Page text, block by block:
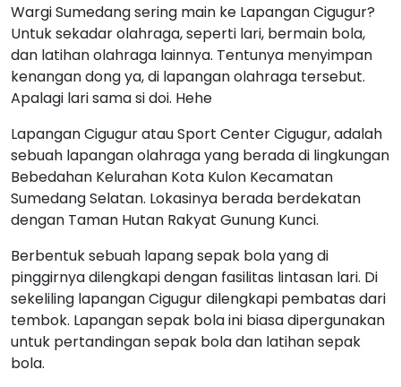
Wargi Sumedang sering main ke Lapangan Cigugur?
Untuk sekadar olahraga, seperti lari, bermain bola,
dan latihan olahraga lainnya. Tentunya menyimpan
kenangan dong ya, di lapangan olahraga tersebut.
Apalagi lari sama si doi. Hehe
Lapangan Cigugur atau Sport Center Cigugur, adalah
sebuah lapangan olahraga yang berada di lingkungan
Bebedahan Kelurahan Kota Kulon Kecamatan
Sumedang Selatan. Lokasinya berada berdekatan
dengan Taman Hutan Rakyat Gunung Kunci.
Berbentuk sebuah lapang sepak bola yang di
pinggirnya dilengkapi dengan fasilitas lintasan lari. Di
sekeliling lapangan Cigugur dilengkapi pembatas dari
tembok. Lapangan sepak bola ini biasa dipergunakan
untuk pertandingan sepak bola dan latihan sepak
bola.